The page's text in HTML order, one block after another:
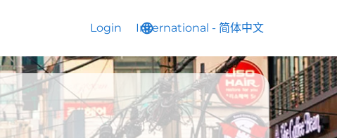
Login language
International - 简体中文
keyboard_arrow_down